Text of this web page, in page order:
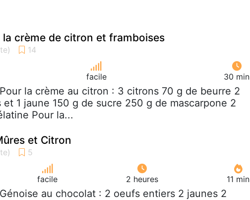
la crème de citron et framboises
facile 30 min
la crème au citron : 3 citrons 70 g de beurre 2
1 jaune 150 g de sucre 250 g de mascarpone 2
Pour la...
et Citron
facile 2 heures 11 min
au chocolat : 2 oeufs entiers 2 jaunes 2